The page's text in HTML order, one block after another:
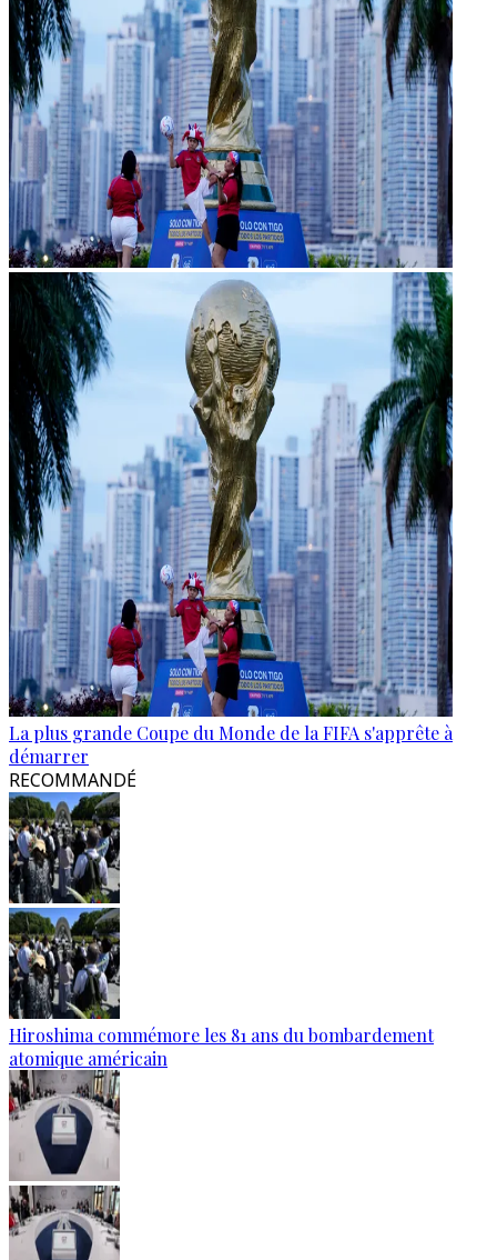
La plus grande Coupe du Monde de la FIFA s'apprête à
démarrer
RECOMMANDÉ
Hiroshima commémore les 81 ans du bombardement
atomique américain